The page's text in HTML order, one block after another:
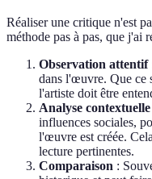
Réaliser une critique n'est
méthode pas à pas, que j'ai
Observation attentif
dans l'œuvre. Que ce
l'artiste doit être
Analyse contextuelle
influences sociales,
l'œuvre est créée.
lecture pertinentes.
Comparaison :